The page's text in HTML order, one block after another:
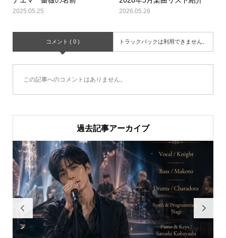
2025.05.25 2026.05.28
コメント ( 0 ) トラックバックは利用できません。
この記事へのコメントはありません。
過去記事アーカイブ
 